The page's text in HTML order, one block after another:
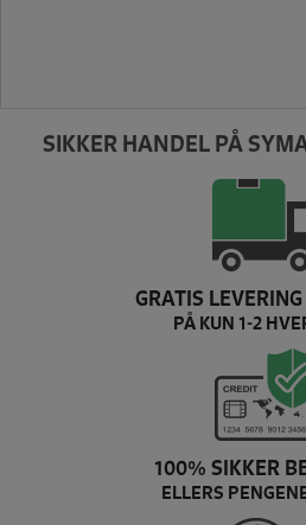
SIKKER HANDEL PÅ
GRATIS
PÅ KUN 1-2
100% SIKKER
ELLERS